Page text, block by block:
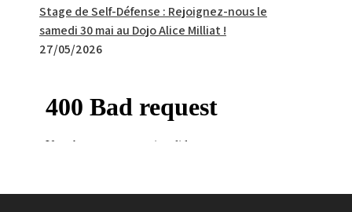
Stage de Self-Défense : Rejoignez-nous le
samedi 30 mai au Dojo Alice Milliat !
27/05/2026